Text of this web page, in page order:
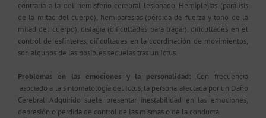
contraria a la del hemisferio cerebral lesionado. Hemiplejias (parálisis
de la mitad del cuerpo), hemiparesias (pérdida de fuerza y tono de la
mitad del cuerpo), disfagia (dificultades para tragar), dificultades en el
control de esfínteres, dificultades en la coordinación de movimientos,
son algunos de las posibles secuelas tras un Ictus.
Problemas en las emociones y la personalidad: Con frecuencia
asociado a la sintomatología del Ictus, la persona afectada por un Daño
Cerebral Adquirido suele presentar inestabilidad en las emociones,
depresión o pérdida de control de las mismas o de la conducta.